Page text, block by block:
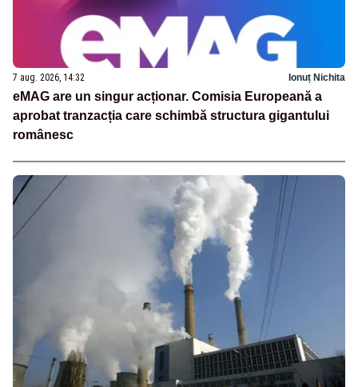
7 aug. 2026, 14:32 Ionuț Nichita
eMAG are un singur acționar. Comisia Europeană a
aprobat tranzacția care schimbă structura gigantului
românesc